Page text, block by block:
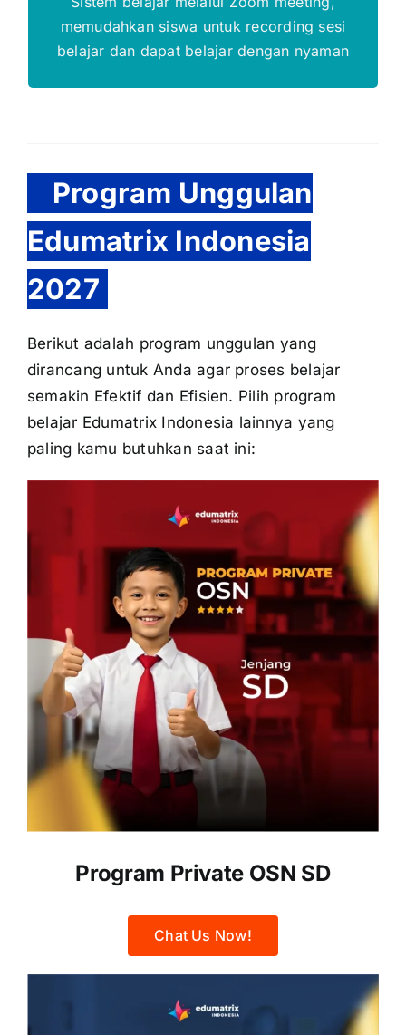
memudahkan siswa untuk recording sesi
belajar dan dapat belajar dengan nyaman
Program Unggulan
Edumatrix Indonesia
2027
Berikut adalah program unggulan yang
dirancang untuk Anda agar proses belajar
semakin Efektif dan Efisien. Pilih program
belajar Edumatrix Indonesia lainnya yang
paling kamu butuhkan saat ini:
Program Private OSN SD
Chat Us Now!